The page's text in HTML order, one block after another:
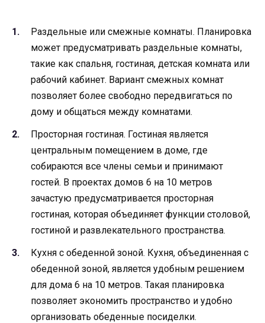
Раздельные или смежные комнаты. Планировка
может предусматривать раздельные комнаты,
такие как спальня, гостиная, детская комната или
рабочий кабинет. Вариант смежных комнат
позволяет более свободно передвигаться по
дому и общаться между комнатами.
Просторная гостиная. Гостиная является
центральным помещением в доме, где
собираются все члены семьи и принимают
гостей. В проектах домов 6 на 10 метров
зачастую предусматривается просторная
гостиная, которая объединяет функции столовой,
гостиной и развлекательного пространства.
Кухня с обеденной зоной. Кухня, объединенная с
обеденной зоной, является удобным решением
для дома 6 на 10 метров. Такая планировка
позволяет экономить пространство и удобно
организовать обеденные посиделки.